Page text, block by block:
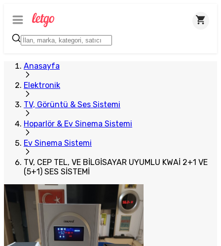
Anasayfa
Elektronik
TV, Görüntü & Ses Sistemi
Hoparlör & Ev Sinema Sistemi
Ev Sinema Sistemi
TV, CEP TEL, VE BİLGİSAYAR UYUMLU KWAİ 2+1 VE
(5+1) SES SİSTEMİ